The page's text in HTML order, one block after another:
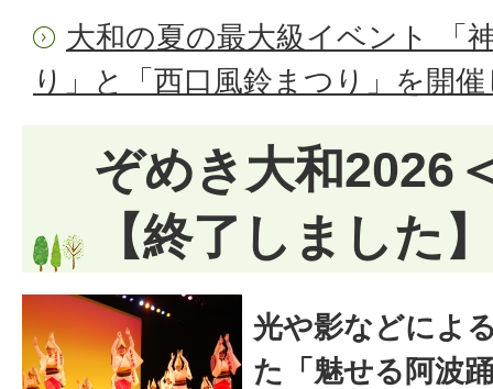
大和の夏の最大級イベント 「
り」と「西口風鈴まつり」を開
ぞめき大和2026
【終了しました】
光や影などによ
た「魅せる阿波